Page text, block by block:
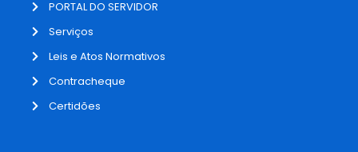
PORTAL DO SERVIDOR
Serviços
Leis e Atos Normativos
Contracheque
Certidões